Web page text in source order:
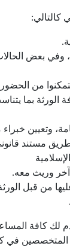
كالتالي:
بعض الحالات
من
بما
وتعيين
مستند
وريث معه.
من قبل
لك كافة
في